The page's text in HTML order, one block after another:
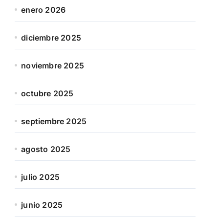
enero 2026
diciembre 2025
noviembre 2025
octubre 2025
septiembre 2025
agosto 2025
julio 2025
junio 2025